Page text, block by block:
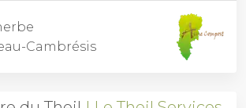
Cambrésis